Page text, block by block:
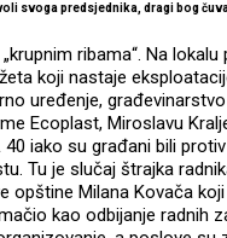
svoga predsjednika, dragi bog
ribama“. Na
koji nastaje
uređenje,
Ecoplast, Miroslavu
40 iako su građani bili
Tu je slučaj štrajka
opštine Milana Kovača
kao odbijanje radnih